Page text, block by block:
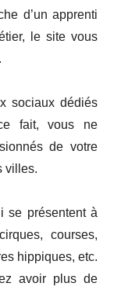
d’un apprenti
le site vous
.
sociaux dédiés
fait, vous ne
de votre
villes.
se présentent à
courses,
hippiques, etc.
avoir plus de